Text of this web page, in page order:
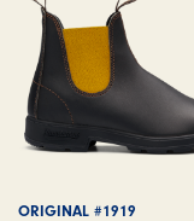
ORIGINAL #1919